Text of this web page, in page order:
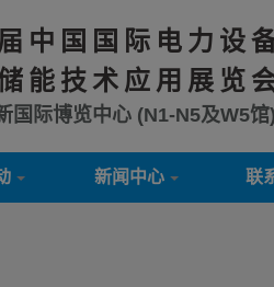
中国国际电力设
能技术应用展览
国际博览中心 (N1-N5及W5馆)
新闻中心 联